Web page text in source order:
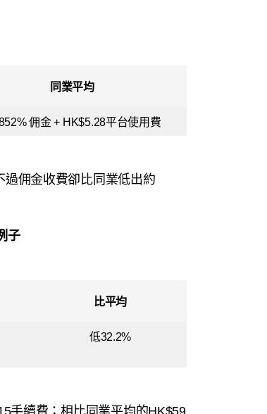
同業平均
佣金 + HK$5.28平台使用費
佣金收費卻比同業低出約
子
比平均
低32.2%